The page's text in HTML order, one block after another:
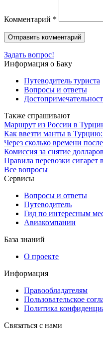
Комментарий *
Задать вопрос!
Информация о Баку
Путеводитель туриста
Вопросы и ответы
Также спрашивают
Маршрут из России в
Как ввезти манты в
Через сколько времени
Комиссия за снятие
Правила перевозки сигарет
Все вопросы
Сервисы
Вопросы и ответы
Путеводитель
Гид по интересным
Авиакомпании
База знаний
О проекте
Информация
Правообладателям
Пользовательское
Политика
Связаться с нами